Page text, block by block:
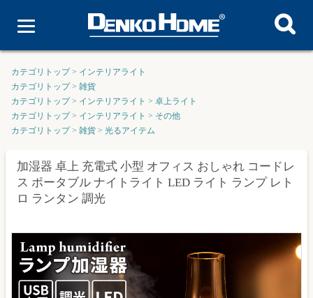
カテゴリトップ > インテリアライト
カテゴリトップ > 雑貨
カテゴリトップ > インテリアライト > 卓上ライト
カテゴリトップ > インテリアライト > その他
カテゴリトップ > 雑貨 > 光るアイテム
加湿器 卓上 充電式 小型 オフィス おしゃれ コードレ
ス ポータブル ナイトライト LED ライト ランプ レト
ロ ランタン 調光